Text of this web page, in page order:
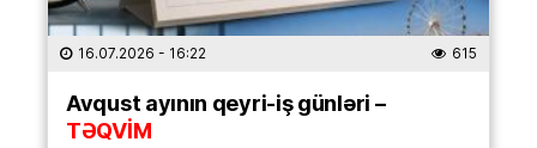
16.07.2026 - 16:22 615
Avqust ayının qeyri-iş günləri –
TƏQVİM